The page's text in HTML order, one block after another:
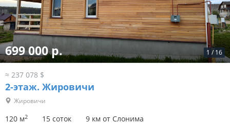
1 / 16
699 000 р.
≈ 237 078 $
2-этаж. Жировичи
Жировичи
120 м2 15 соток 9 км от Слонима